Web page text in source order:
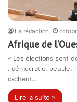
La rédaction
Afrique de
« Les élections sont
: démocratie, peuple,
cachent…
Lire la suite »